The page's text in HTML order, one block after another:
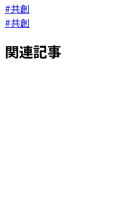
#共創
#共創
関連記事